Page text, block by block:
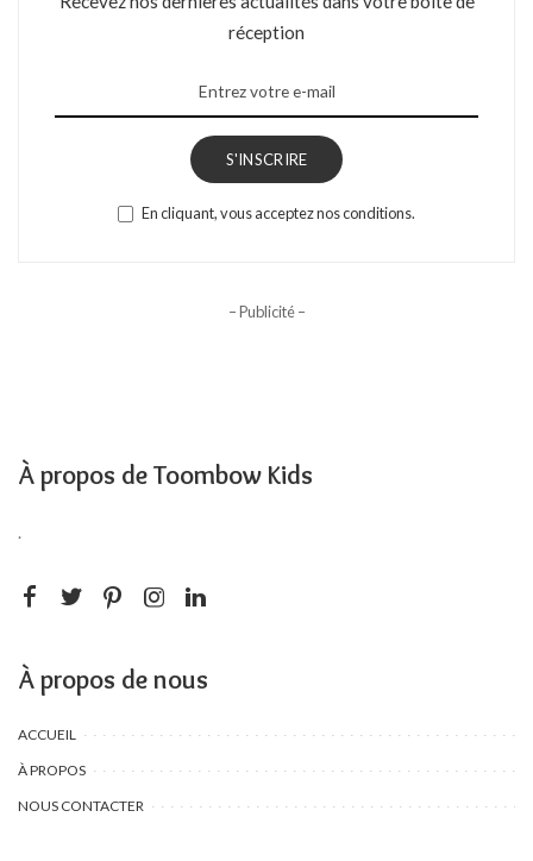
réception
S'INSCRIRE
En cliquant, vous acceptez nos conditions.
– Publicité –
À propos de Toombow Kids
.
À propos de nous
ACCUEIL
À PROPOS
NOUS CONTACTER